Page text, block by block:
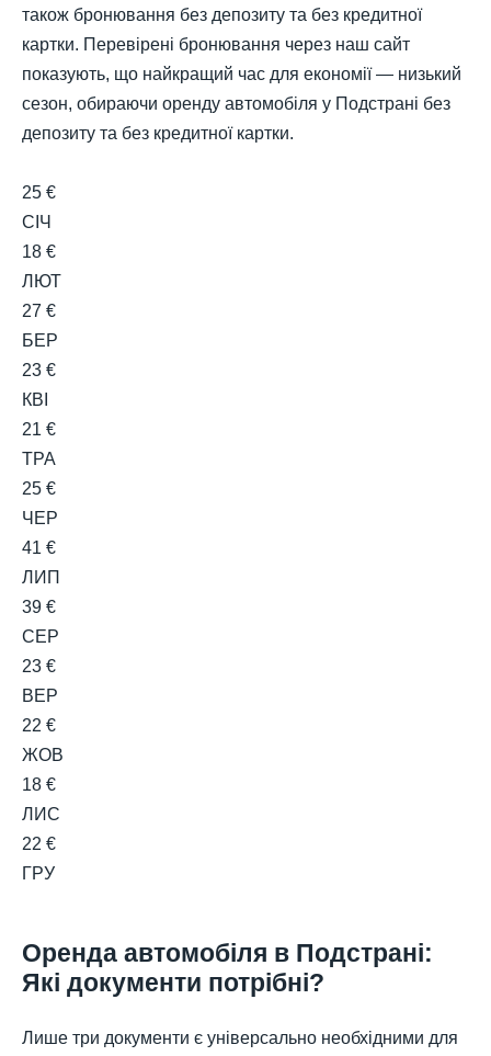
також бронювання без депозиту та без кредитної
картки. Перевірені бронювання через наш сайт
показують, що найкращий час для економії — низький
сезон, обираючи оренду автомобіля у Подстрані без
депозиту та без кредитної картки.
25 €
СІЧ
18 €
ЛЮТ
27 €
БЕР
23 €
КВІ
21 €
ТРА
25 €
ЧЕР
41 €
ЛИП
39 €
СЕР
23 €
ВЕР
22 €
ЖОВ
18 €
ЛИС
22 €
ГРУ
Оренда автомобіля в Подстрані:
Які документи потрібні?
Лише три документи є універсально необхідними для